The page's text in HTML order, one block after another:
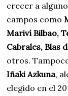
crecer a
campos como
Mariví Bilbao,
Cabrales, Blas
otros.
Iñaki Azkuna,
elegido en el